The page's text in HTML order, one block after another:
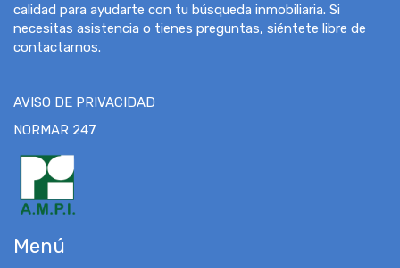
calidad para ayudarte con tu búsqueda inmobiliaria. Si
necesitas asistencia o tienes preguntas, siéntete libre de
contactarnos.
AVISO DE PRIVACIDAD
NORMAR 247
Menú